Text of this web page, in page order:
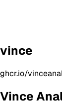
vince
ghcr.io/
Vince